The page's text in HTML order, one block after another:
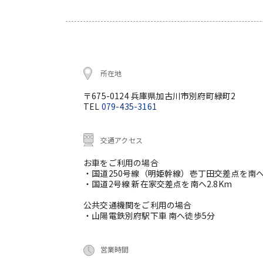
所在地
〒675-0124 兵庫県加古川市別府町緑町2
TEL 079-435-3161
交通アクセス
お車をご利用の場合
・国道250号線（明姫幹線）壱丁田交差点を南
・国道2号線 新在家交差点を南へ2.8Km
公共交通機関をご利用の場合
・山陽電鉄別府駅下車 南へ徒歩5分
営業時間